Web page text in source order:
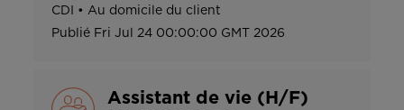
CDI • Au domicile du client
Publié Fri Jul 24 00:00:00 GMT 2026
Assistant de vie (H/F)